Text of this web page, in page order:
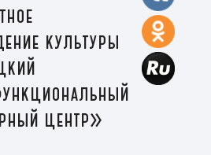
культуры
центр»